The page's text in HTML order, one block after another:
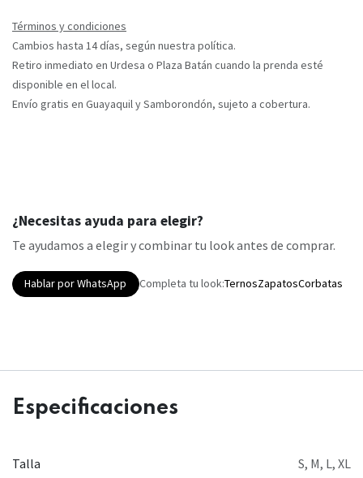
Términos y condiciones
Cambios hasta 14 días, según nuestra política.
Retiro inmediato en Urdesa o Plaza Batán cuando la prenda esté
disponible en el local.
Envío gratis en Guayaquil y Samborondón, sujeto a cobertura.
¿Necesitas ayuda para elegir?
Te ayudamos a elegir y combinar tu look antes de comprar.
Hablar por WhatsApp Completa tu look:TernosZapatosCorbatas
Especificaciones
Talla S, M, L, XL